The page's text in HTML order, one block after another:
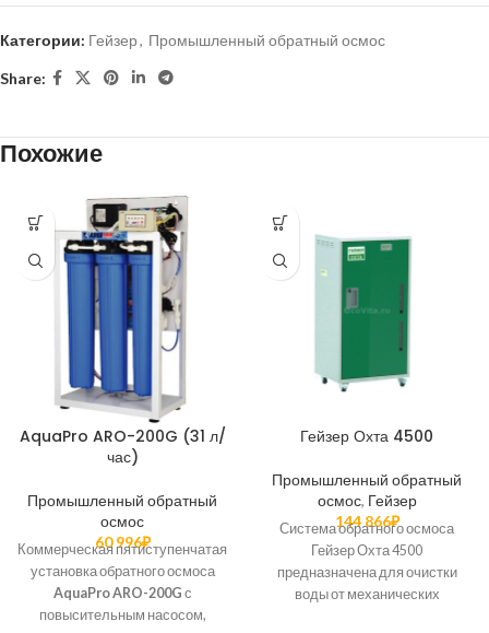
Категории: Гейзер, Промышленный обратный осмос
Share:
Похожие
AquaPro ARO-200G (31 л/
час)
Промышленный обратный
осмос
60 996₽
Коммерческая пятиступенчатая
установка обратного осмоса
AquaPro ARO-200G с
повысительным насосом,
Гейзер Охта 4500
Промышленный обратный
осмос, Гейзер
144 866₽
Система обратного осмоса
Гейзер Охта 4500
предназначена для очистки
воды от механических